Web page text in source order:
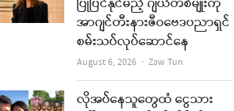
o
g
m
b
e
အာဂျင်တီးနားဇီဝဗေဒပညာရှင်
စမ်းသပ်လုပ်ဆောင်နေ
August 6, 2026 Author
Zaw Tun
လိုအပ်နေသူတွေထံ ငွေသား